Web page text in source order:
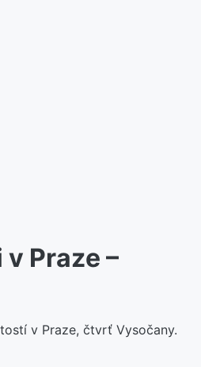
Praze –
v Praze, čtvrť Vysočany.